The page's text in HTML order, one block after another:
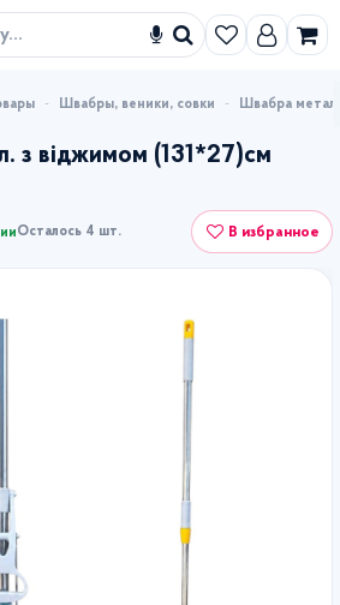
Искать
Швабры, веники, совки Швабра
з віджимом (131*27)см
Осталось 4 шт. В избранное